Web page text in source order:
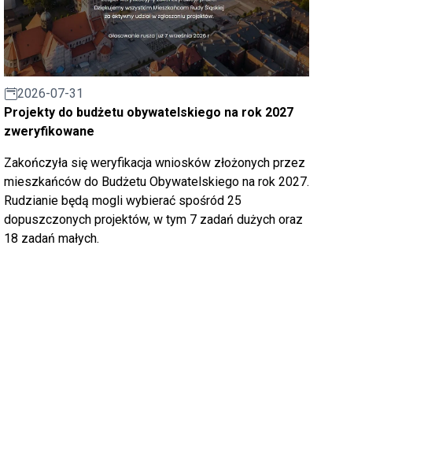
2026-07-31
Projekty do budżetu obywatelskiego na rok 2027
zweryfikowane
Zakończyła się weryfikacja wniosków złożonych przez
mieszkańców do Budżetu Obywatelskiego na rok 2027.
Rudzianie będą mogli wybierać spośród 25
dopuszczonych projektów, w tym 7 zadań dużych oraz
18 zadań małych.